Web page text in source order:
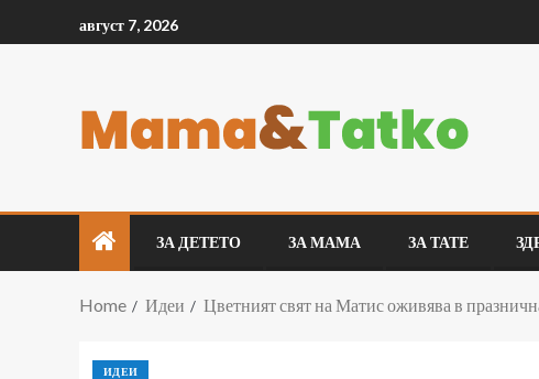
август 7, 2026
ЗА ДЕТЕТО ЗА МАМА ЗА ТАТЕ
Home Идеи Цветният свят на Матис оживява в
ИДЕИ